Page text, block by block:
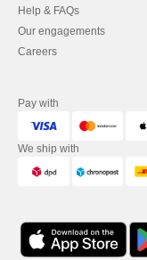
Help & FAQs
Our engagements
Careers
Pay with
We ship with